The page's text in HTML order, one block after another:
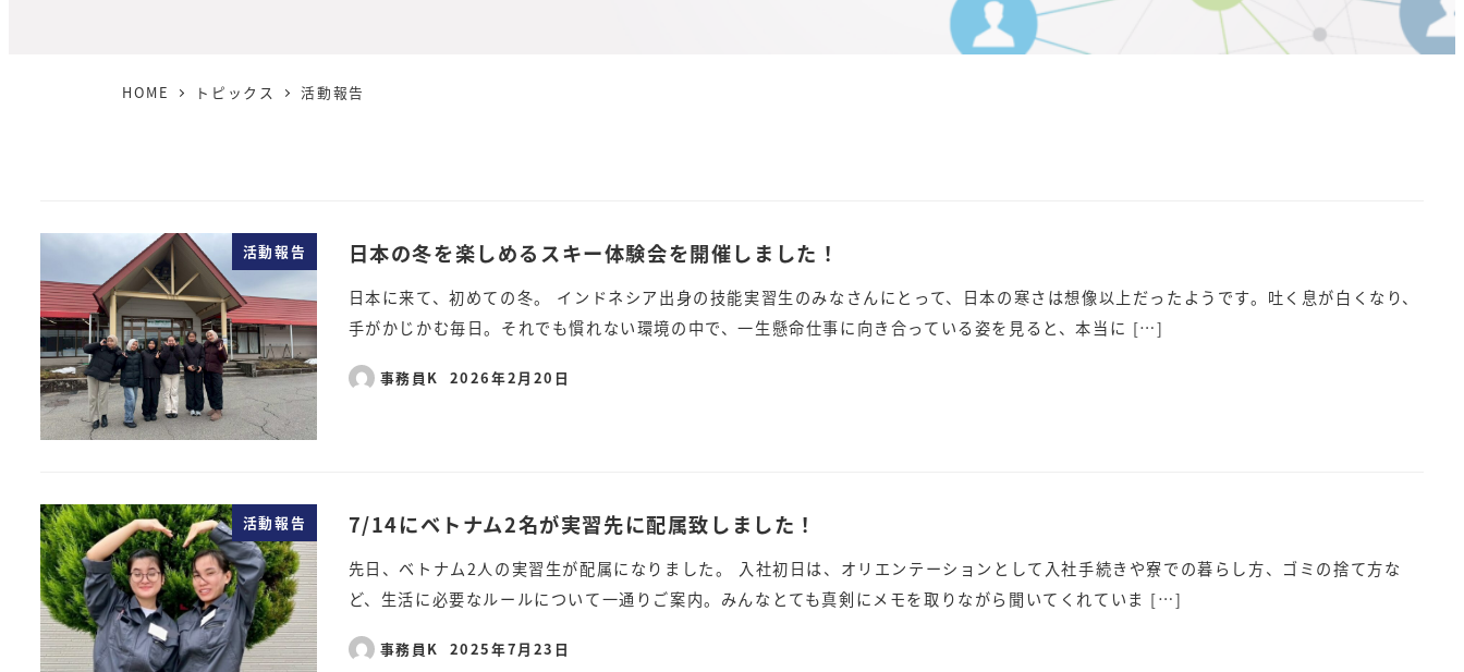
HOME トピックス 活動報告
活動報告 日本の冬を楽しめるスキー体験会を開催しました！
日本に来て、初めての冬。 インドネシア出身の技能実習生のみなさんにとって、日本の寒さは想像以上だったようです。吐く息が白くなり、
手がかじかむ毎日。それでも慣れない環境の中で、一生懸命仕事に向き合っている姿を見ると、本当に […]
事務員K 2026年2月20日
活動報告 7/14にベトナム2名が実習先に配属致しました！
先日、ベトナム2人の実習生が配属になりました。 入社初日は、オリエンテーションとして入社手続きや寮での暮らし方、ゴミの捨て方な
ど、生活に必要なルールについて一通りご案内。みんなとても真剣にメモを取りながら聞いてくれていま […]
事務員K 2025年7月23日